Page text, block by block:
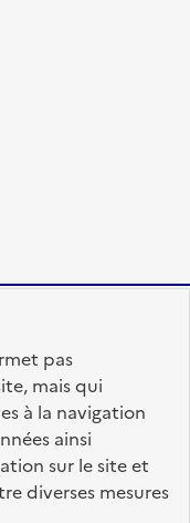
pas
mais qui
à la navigation
ainsi
sur le site et
diverses mesures